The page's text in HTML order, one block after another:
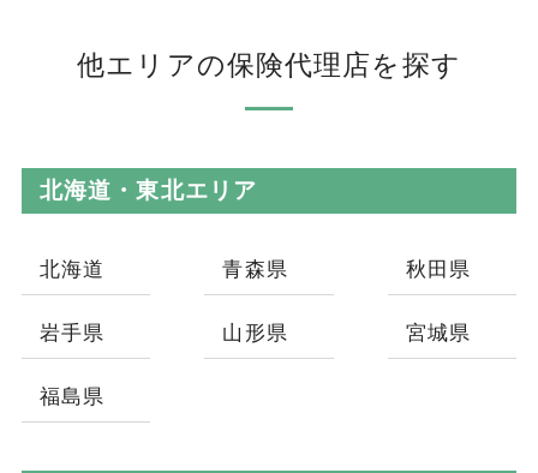
他エリアの保険代理店を探す
北海道・東北エリア
北海道 青森県 秋田県
岩手県 山形県 宮城県
福島県